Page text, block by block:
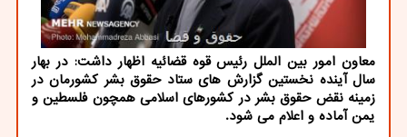
معاون امور بین الملل رئیس قوه قضائیه اظهار داشت: در بهار
سال آینده نخستین گزارش های ستاد حقوق بشر کشورمان در
زمینه نقض حقوق بشر در کشورهای اسلامی همچون فلسطین و
یمن آماده و اعلام می شود.